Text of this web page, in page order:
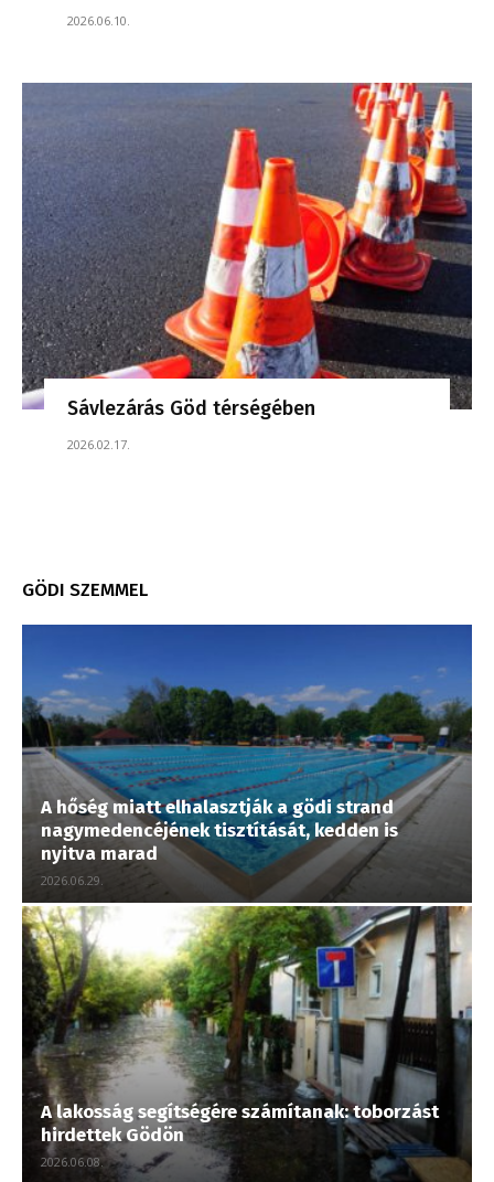
2026.06.10.
Sávlezárás Göd térségében
2026.02.17.
GÖDI SZEMMEL
A hőség miatt elhalasztják a gödi strand
nagymedencéjének tisztítását, kedden is
nyitva marad
2026.06.29.
A lakosság segítségére számítanak: toborzást
hirdettek Gödön
2026.06.08.